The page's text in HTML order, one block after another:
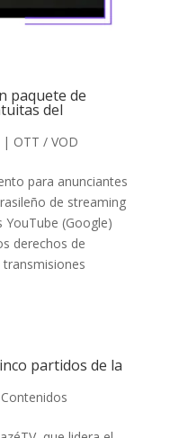
paquete de
del
OTT / VOD
para anunciantes
de streaming
YouTube (Google)
derechos de
partidos de la
Contenidos